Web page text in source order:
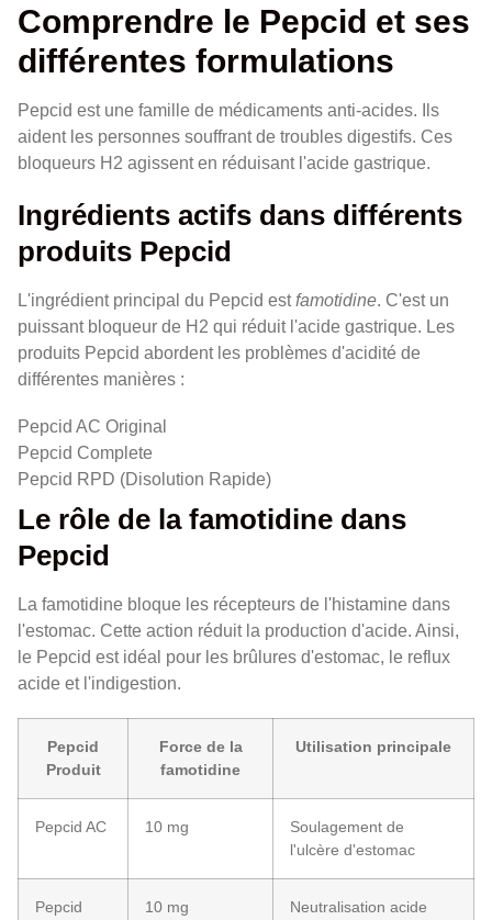
Comprendre le Pepcid et ses
différentes formulations
Pepcid est une famille de médicaments anti-acides. Ils
aident les personnes souffrant de troubles digestifs. Ces
bloqueurs H2 agissent en réduisant l'acide gastrique.
Ingrédients actifs dans différents
produits Pepcid
L'ingrédient principal du Pepcid estfamotidine. C'est un
puissant bloqueur de H2 qui réduit l'acide gastrique. Les
produits Pepcid abordent les problèmes d'acidité de
différentes manières :
Pepcid AC Original
Pepcid Complete
Pepcid RPD (Disolution Rapide)
Le rôle de la famotidine dans
Pepcid
La famotidine bloque les récepteurs de l'histamine dans
l'estomac. Cette action réduit la production d'acide. Ainsi,
le Pepcid est idéal pour les brûlures d'estomac, le reflux
acide et l'indigestion.
Pepcid
Produit
Force de la
famotidine
Utilisation principale
Pepcid AC 10 mg
Soulagement de
l'ulcère d'estomac
Pepcid
10 mg Neutralisation acide